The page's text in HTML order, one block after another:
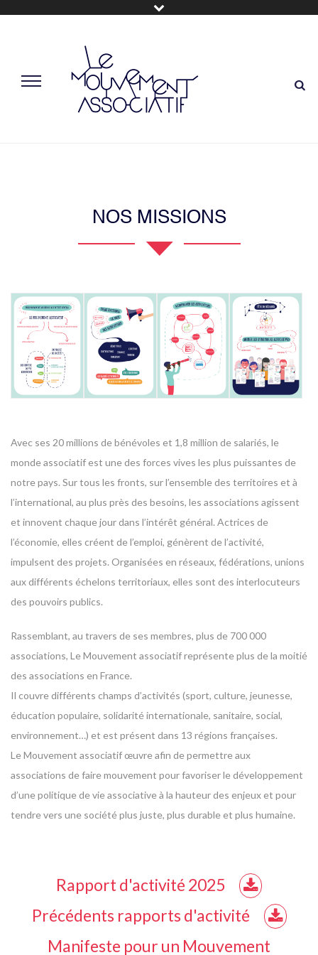
NOS MISSIONS
Avec ses 20 millions de bénévoles et 1,8 million de salariés, le
monde associatif est une des forces vives les plus puissantes de
notre pays. Sur tous les fronts, sur l’ensemble des territoires et à
l’international, au plus près des besoins, les associations agissent
et innovent chaque jour dans l’intérêt général. Actrices de
l’économie, elles créent de l’emploi, génèrent de l’activité,
impulsent des projets. Organisées en réseaux, fédérations, unions
aux différents échelons territoriaux, elles sont des interlocuteurs
des pouvoirs publics.
Rassemblant, au travers de ses membres, plus de 700 000
associations, Le Mouvement associatif représente plus de la moitié
des associations en France.
Il couvre différents champs d’activités (sport, culture, jeunesse,
éducation populaire, solidarité internationale, sanitaire, social,
environnement…) et est présent dans 13 régions françaises.
Le Mouvement associatif œuvre afin de permettre aux
associations de faire mouvement pour favoriser le développement
d’une politique de vie associative à la hauteur des enjeux et pour
tendre vers une société plus juste, plus durable et plus humaine.
Rapport d'activité 2025
Précédents rapports d'activité
Manifeste pour un Mouvement